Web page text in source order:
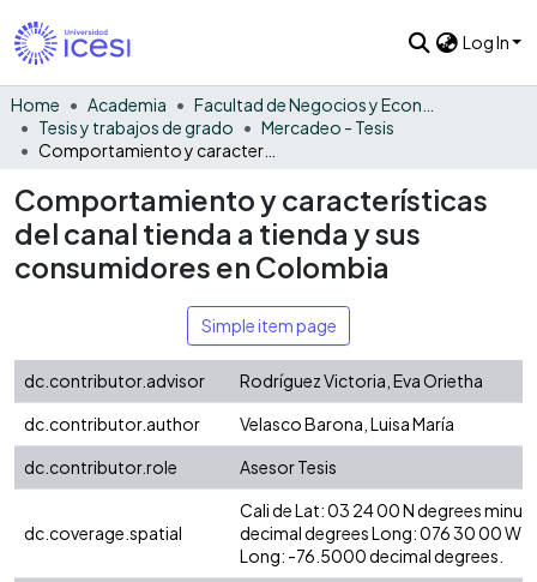
Log In
Home Academia
Tesis y trabajos de grado
Mercadeo - Tesis
Comportamiento y características
del canal tienda a tienda y sus
consumidores en Colombia
Simple item page
dc.contributor.advisor
Rodríguez Victoria, Eva Orietha
dc.contributor.author
Velasco Barona, Luisa María
dc.contributor.role
Asesor Tesis
dc.coverage.spatial
Cali de Lat: 03 24 00 N degrees
decimal degrees Long: 076 30 00 W
Long: -76.5000 decimal degrees.